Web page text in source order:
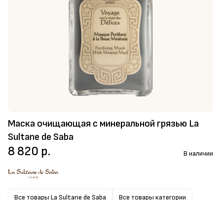
Маска очищающая с минеральной грязью La
Sultane de Saba
Все товары La Sultane de Saba Все товары категории
8 820 р. В наличии